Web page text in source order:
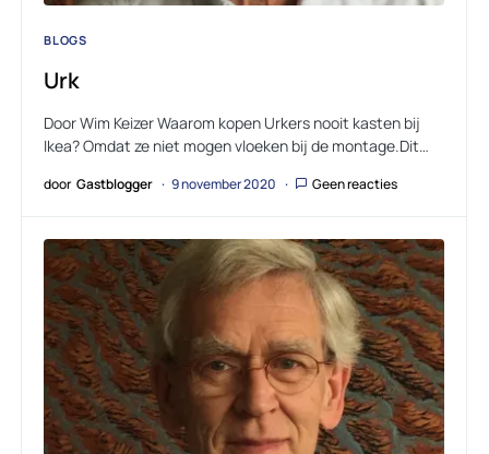
BLOGS
Urk
Door Wim Keizer Waarom kopen Urkers nooit kasten bij
Ikea? Omdat ze niet mogen vloeken bij de montage.Dit…
door Gastblogger 9 november 2020 Geen reacties